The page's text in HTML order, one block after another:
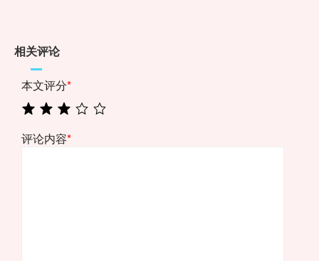
相关评论
本文评分*
评论内容*